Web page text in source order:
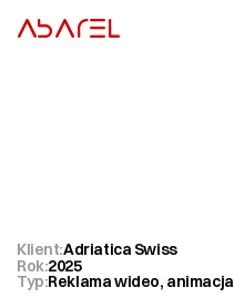
ABAREL
Klient:Adriatica Swiss
Rok:2025
Typ:Reklama wideo, animacja